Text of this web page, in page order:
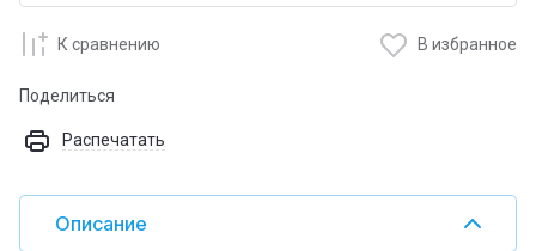
К сравнению В избранное
Поделиться
Распечатать
Описание